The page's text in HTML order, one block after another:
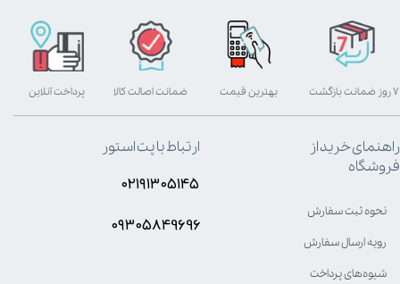
بهترین قیمت پرداخت آنلاین ۷ روز ضمانت بازگشت ضمانت اصالت کالا
راهنمای خرید از
فروشگاه
نحوه ثبت سفارش
رویه ارسال سفارش
شیوه‌های پرداخت
ارتباط با پت استور
۰۲۱۹۱۳۰۵۱۴۵
۰۹۳۰۵8۴9696